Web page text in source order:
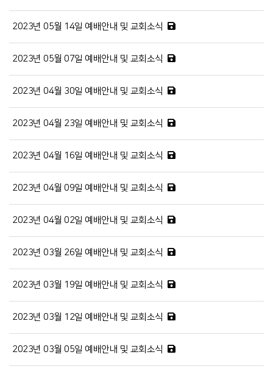
2023년 05월 14일 예배안내 및 교회소식
2023년 05월 07일 예배안내 및 교회소식
2023년 04월 30일 예배안내 및 교회소식
2023년 04월 23일 예배안내 및 교회소식
2023년 04월 16일 예배안내 및 교회소식
2023년 04월 09일 예배안내 및 교회소식
2023년 04월 02일 예배안내 및 교회소식
2023년 03월 26일 예배안내 및 교회소식
2023년 03월 19일 예배안내 및 교회소식
2023년 03월 12일 예배안내 및 교회소식
2023년 03월 05일 예배안내 및 교회소식